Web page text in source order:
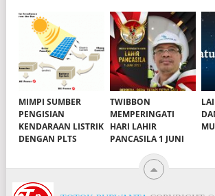
MIMPI SUMBER
PENGISIAN
KENDARAAN LISTRIK
DENGAN PLTS
TWIBBON
MEMPERINGATI
HARI LAHIR
PANCASILA 1 JUNI